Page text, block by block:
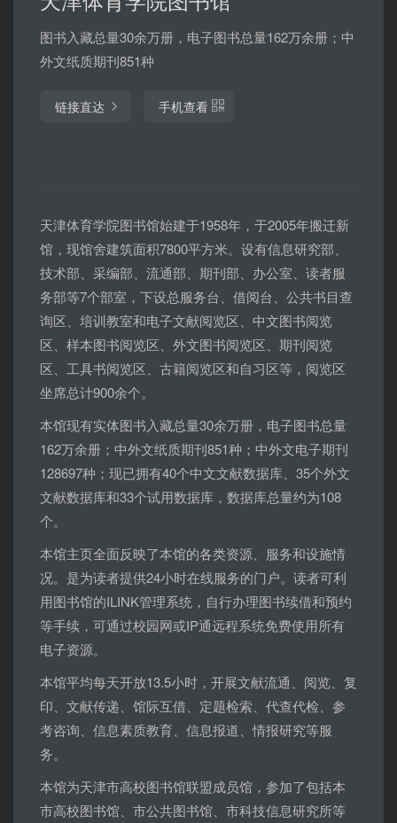
图书入藏总量30余万册，电子图书总量162万余册；中
外文纸质期刊851种
链接直达 手机查看
天津体育学院图书馆始建于1958年，于2005年搬迁新
馆，现馆舍建筑面积7800平方米。设有信息研究部、
技术部、采编部、流通部、期刊部、办公室、读者服
务部等7个部室，下设总服务台、借阅台、公共书目查
询区、培训教室和电子文献阅览区、中文图书阅览
区、样本图书阅览区、外文图书阅览区、期刊阅览
区、工具书阅览区、古籍阅览区和自习区等，阅览区
坐席总计900余个。
本馆现有实体图书入藏总量30余万册，电子图书总量
162万余册；中外文纸质期刊851种；中外文电子期刊
128697种；现已拥有40个中文文献数据库、35个外文
文献数据库和33个试用数据库，数据库总量约为108
个。
本馆主页全面反映了本馆的各类资源、服务和设施情
况。是为读者提供24小时在线服务的门户。读者可利
用图书馆的ILINK管理系统，自行办理图书续借和预约
等手续，可通过校园网或IP通远程系统免费使用所有
电子资源。
本馆平均每天开放13.5小时，开展文献流通、阅览、复
印、文献传递、馆际互借、定题检索、代查代检、参
考咨询、信息素质教育、信息报道、情报研究等服
务。
本馆为天津市高校图书馆联盟成员馆，参加了包括本
市高校图书馆、市公共图书馆、市科技信息研究所等